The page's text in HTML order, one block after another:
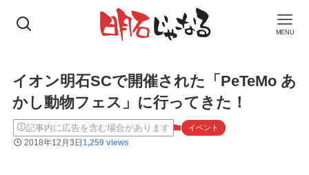
MENU
イオン明石SCで開催された「PeTeMo あ
かし動物フェス」に行ってきた！
記事内に広告を含む場合があります イベント
2018年12月3日1,259 views